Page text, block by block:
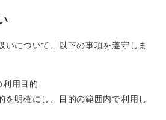
いについて、以下の事項を遵守しま
用目的
明確にし、目的の範囲内で利用し